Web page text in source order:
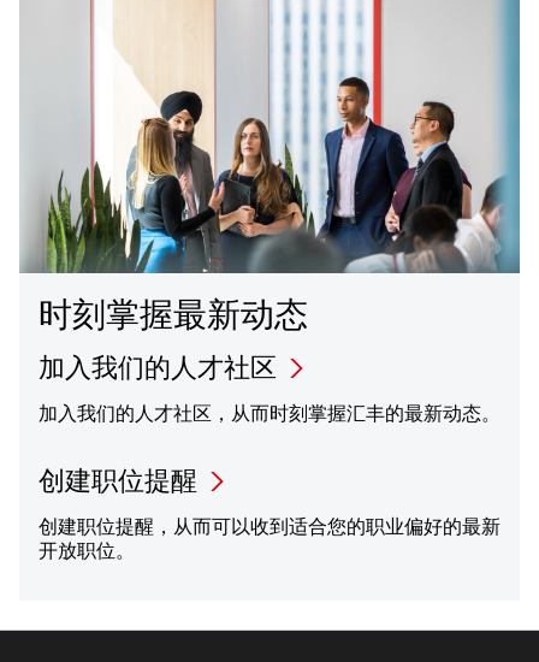
时刻掌握最新动态
加入我们的人才社区
加入我们的人才社区，从而时刻掌握汇丰的最新动态。
创建职位提醒
创建职位提醒，从而可以收到适合您的职业偏好的最新
开放职位。